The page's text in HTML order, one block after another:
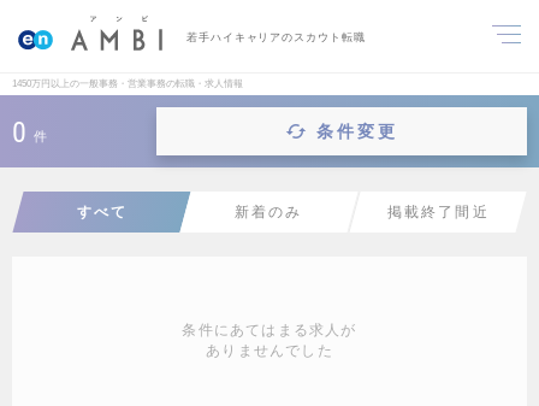
若手ハイキャリアのスカウト転職
1450万円以上の一般事務・営業事務の転職・求人情報
0 件 条件変更
すべて 新着のみ 掲載終了間近
条件にあてはまる求人が
ありませんでした